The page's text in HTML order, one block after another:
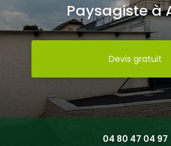
Paysagiste à
Devis gratuit
04 80 47 04 97